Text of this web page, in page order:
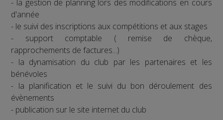
- la gestion de planning lors des modifications en cours
d'année
- le suivi des inscriptions aux compétitions et aux stages
- support comptable ( remise de chèque,
rapprochements de factures...)
- la dynamisation du club par les partenaires et les
bénévoles
- la planification et le suivi du bon déroulement des
évènements
- publication sur le site internet du club